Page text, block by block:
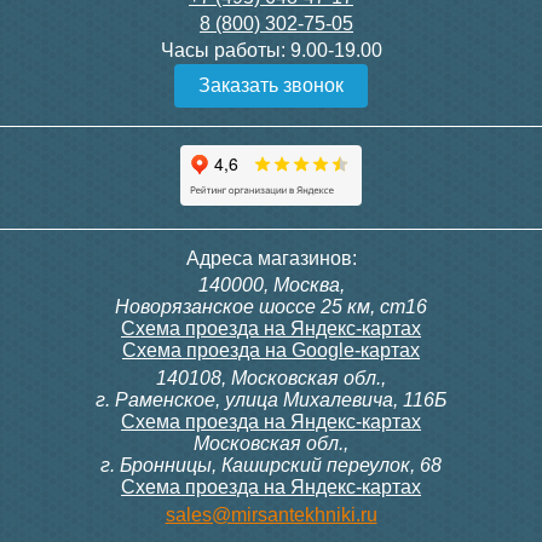
Конвектор ITT.080.200.1300
с решеткой GRILL.SGW-20-
Конвектор ITT.080.200.1000
с решеткой GRILL.SGW-20-
Конвектор ITT.080.200.1000
с решеткой GRILL.SGW-20-
Конвектор ITT.080.200.900 с
решеткой GRILL.SGA-20-
Подробнее Подробнее
300, 230В (врезной - квадр.
9 700
конвектора прямой itermic
ITFS
5 150
8 (800) 302-75-05
Часы работы: 9.00-19.00
Заказать звонок
Адреса магазинов:
140000, Москва,
Новорязанское шоссе 25 км, ст16
Схема проезда на Яндекс-картах
Схема проезда на Google-картах
140108, Московская обл.,
г. Раменское, улица Михалевича, 116Б
Схема проезда на Яндекс-картах
Московская обл.,
г. Бронницы, Каширский переулок, 68
Схема проезда на Яндекс-картах
sales@mirsantekhniki.ru